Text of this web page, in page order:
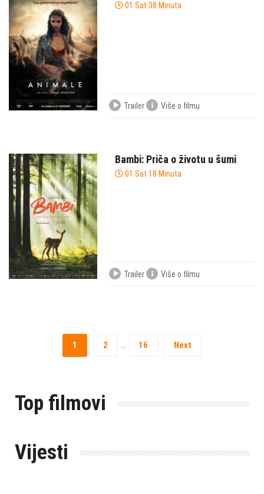
01 Sat 38 Minuta
Trailer Više o filmu
Bambi: Priča o životu u šumi
01 Sat 18 Minuta
Trailer Više o filmu
1 2 16 Next
Top filmovi
Vijesti